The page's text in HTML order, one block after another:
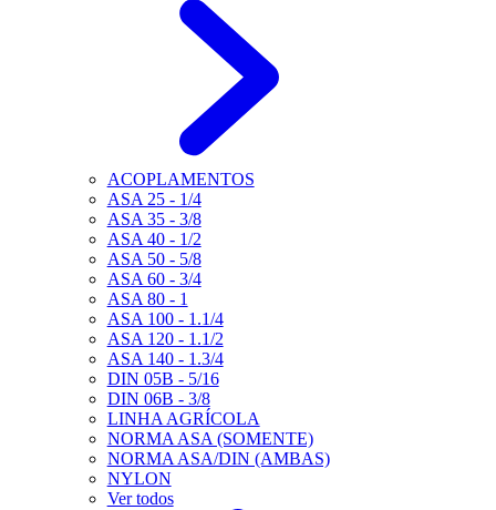
ACOPLAMENTOS
ASA 25 - 1/4
ASA 35 - 3/8
ASA 40 - 1/2
ASA 50 - 5/8
ASA 60 - 3/4
ASA 80 - 1
ASA 100 - 1.1/4
ASA 120 - 1.1/2
ASA 140 - 1.3/4
DIN 05B - 5/16
DIN 06B - 3/8
LINHA AGRÍCOLA
NORMA ASA (SOMENTE)
NORMA ASA/DIN (AMBAS)
NYLON
Ver todos